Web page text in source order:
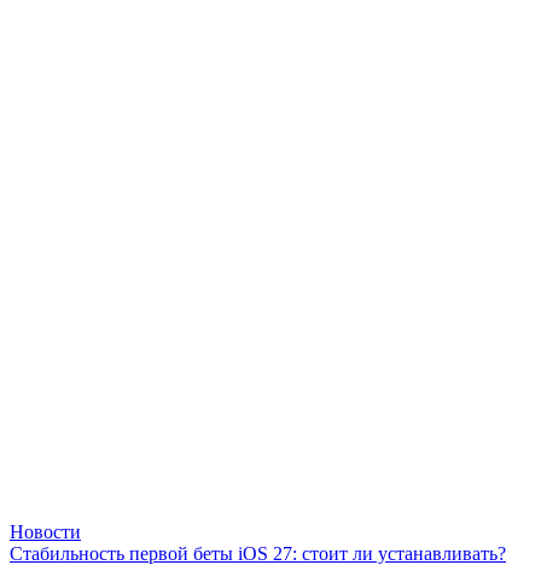
Новости
Стабильность первой беты iOS 27: стоит ли устанавливать?